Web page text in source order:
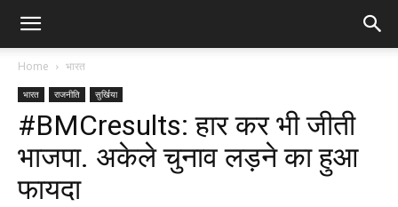
Home भारत
भारत राजनीति सुर्खिया
#BMCresults: हार कर भी जीती
भाजपा. अकेले चुनाव लड़ने का हुआ
फायदा